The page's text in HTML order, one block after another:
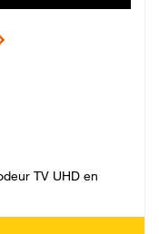
TV UHD en